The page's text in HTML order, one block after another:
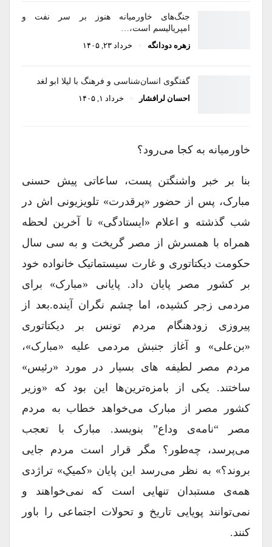
جنگ‌های خاورمیانه هنوز بر سر نفت و
امپریالیسم است،…
زهره دودانگه
خرداد ۲۳, ۱۴۰۵
گفتگوی انسان‌شناسی و فرهنگ با لیلا ابو لغد
احسان لرافشار
خرداد ۱, ۱۴۰۵
خاورمیانه به کجا می‌رود؟
بنا بر خبر واشنگتن پست، ساعاتی پیش حسنی
مبارک، پس از حضور «پرقدرت» تلویزیونی اش در
شب گذشته و اعلام «ایستادگی» تا آخرین لحظه
همراه با همسرش از مصر گریخت و به سی سال
حکومت دیکتاتوری و غارت سیستماتیک خانواده خود
بر کشور مصر پایان داد. پایانی «مبارک» برای
مردمی زجر کشیده، اما چشم نگران آینده.بعد از
پیروزی زودهنگام مردم تونس بر دیکتاتوری
«بن‌علی» و آغاز جنبش مردمی علیه «مبارک»،
مردم مصر لطیفه ‌های بسیار در مورد «رئیس»
ساختند. یکی از بامزه‌ترین‌ها این بود که «وزیر
کشور مصر از مبارک می‌خواهد خطاب به مردم
مصر “نامه‌ی وداع” بنویسد. مبارک با تعجب
می‌پرسد، چه‌طور؟ مگر قرار است مردم جایی
بروند؟» به نظر می‌رسد این پایان «کمیکِ» تراژدی‌
همه‌ی مستبدان تنهایی است که نمی‌‌خواهند و
نمی‌توانند پویایی تاریخ و تحولات اجتماعی را باور
کنند.